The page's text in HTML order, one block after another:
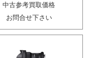
中古参考買取価格
お問合せ下さい